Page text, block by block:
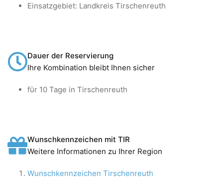
Einsatzgebiet: Landkreis Tirschenreuth
Dauer der Reservierung
Ihre Kombination bleibt Ihnen sicher
für 10 Tage in Tirschenreuth
Wunschkennzeichen mit TIR
Weitere Informationen zu Ihrer Region
Wunschkennzeichen Tirschenreuth